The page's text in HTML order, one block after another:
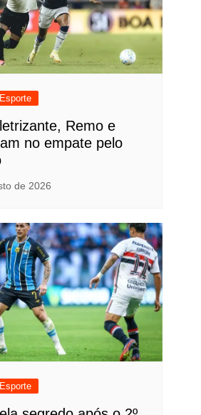
Esporte
Remo e
no empate pelo
de 2026
Esporte